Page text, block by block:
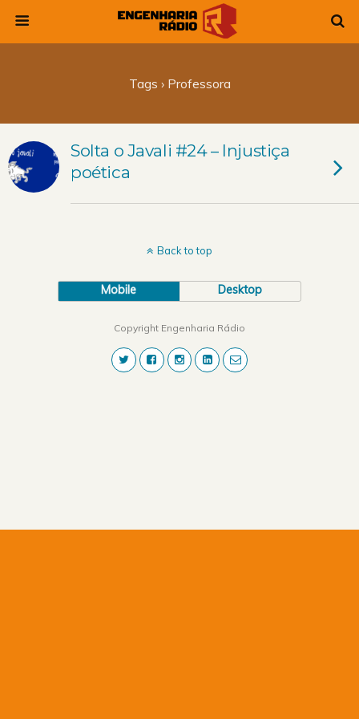
Tags › Professora
Solta o Javali #24 – Injustiça
poética
Back to top
Mobile Desktop
Copyright Engenharia Rádio